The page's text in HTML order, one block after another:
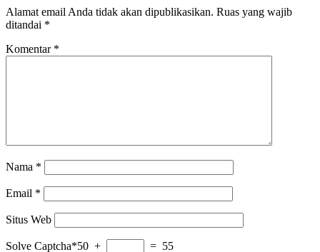
Alamat email Anda tidak akan dipublikasikan. Ruas yang wajib
ditandai *
Komentar *
Nama *
Email *
Situs Web
Solve Captcha*50 + = 55